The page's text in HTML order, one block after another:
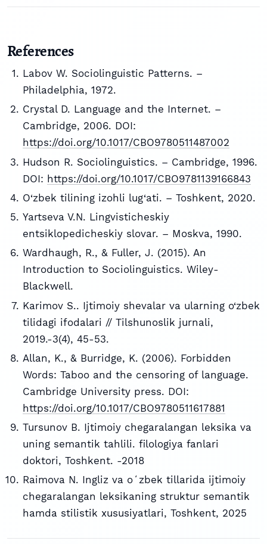
References
Labov W. Sociolinguistic Patterns. –
Philadelphia, 1972.
Crystal D. Language and the Internet. –
Cambridge, 2006. DOI:
https://doi.org/10.1017/CBO9780511487002
Hudson R. Sociolinguistics. – Cambridge, 1996.
DOI: https://doi.org/10.1017/CBO9781139166843
O‘zbek tilining izohli lug‘ati. – Toshkent, 2020.
Yartseva V.N. Lingvisticheskiy
entsiklopedicheskiy slovar. – Moskva, 1990.
Wardhaugh, R., & Fuller, J. (2015). An
Introduction to Sociolinguistics. Wiley-
Blackwell.
Karimov S.. Ijtimoiy shevalar va ularning o‘zbek
tilidagi ifodalari // Tilshunoslik jurnali,
2019.-3(4), 45-53.
Allan, K., & Burridge, K. (2006). Forbidden
Words: Taboo and the censoring of language.
Cambridge University press. DOI:
https://doi.org/10.1017/CBO9780511617881
Tursunov B. Ijtimoiy chegaralangan leksika va
uning semantik tahlili. filologiya fanlari
doktori, Toshkent. -2018
Raimova N. Ingliz va oʻzbek tillarida ijtimoiy
chegaralangan leksikaning struktur semantik
hamda stilistik xususiyatlari, Toshkent, 2025